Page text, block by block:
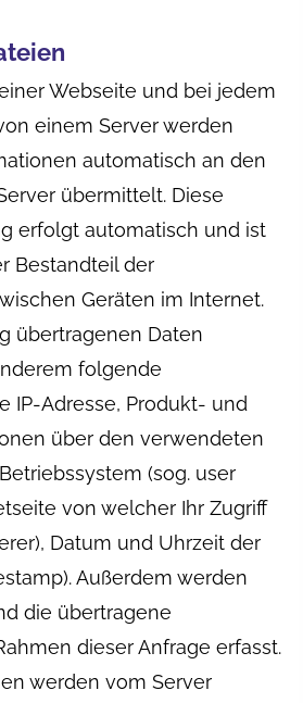
Webseite und bei jedem
einem Server werden
automatisch an den
übermittelt. Diese
erfolgt automatisch und ist
Bestandteil der
Geräten im Internet.
übertragenen Daten
folgende
IP-Adresse, Produkt- und
über den verwendeten
(sog. user
von welcher Ihr Zugriff
Datum und Uhrzeit der
Außerdem werden
die übertragene
dieser Anfrage erfasst.
werden vom Server